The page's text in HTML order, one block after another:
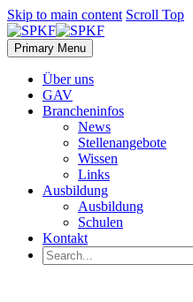
Skip to main content Scroll Top
Primary Menu
Über uns
GAV
Brancheninfos
News
Stellenangebote
Wissen
Links
Ausbildung
Ausbildung
Schulen
Kontakt